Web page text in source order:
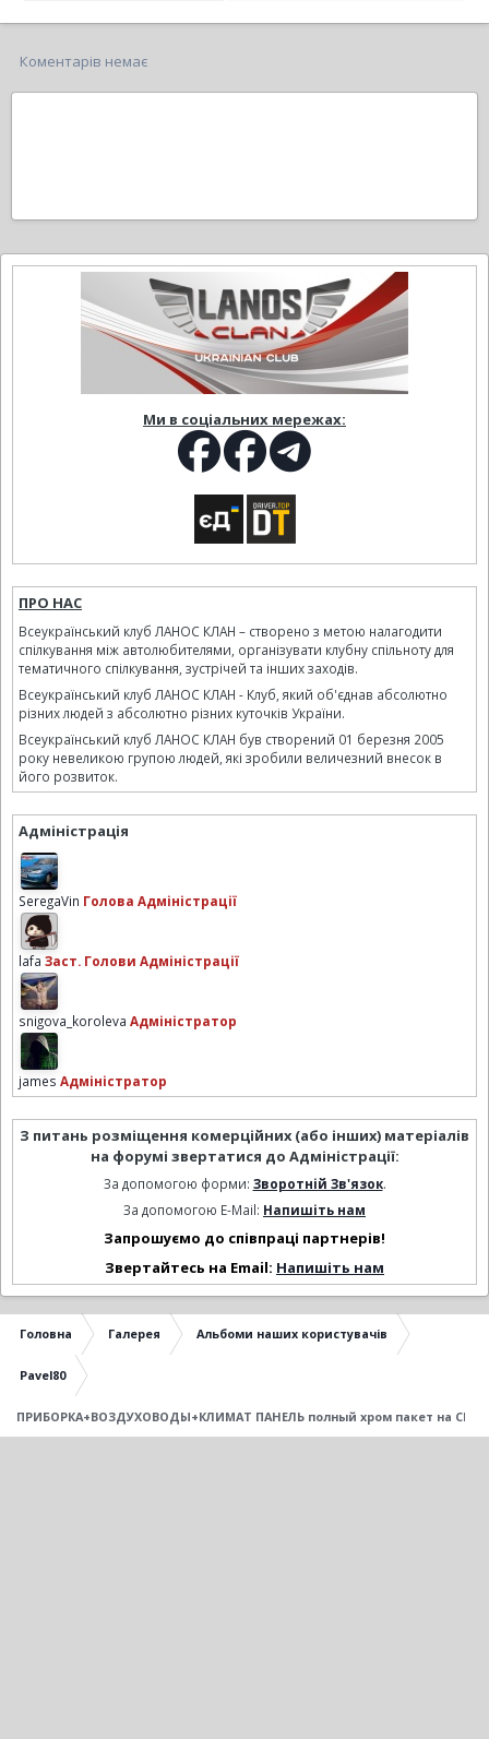
Коментарів немає
Ми в соціальних мережах:
ПРО НАС
Всеукраїнський клуб ЛАНОС КЛАН – створено з метою налагодити
спілкування між автолюбителями, організувати клубну спільноту для
тематичного спілкування, зустрічей та інших заходів.
Всеукраїнський клуб ЛАНОС КЛАН - Клуб, який об'єднав абсолютно
різних людей з абсолютно різних куточків України.
Всеукраїнський клуб ЛАНОС КЛАН був створений 01 березня 2005
року невеликою групою людей, які зробили величезний внесок в
його розвиток.
Адміністрація
SeregaVin Голова Адміністрації
lafa Заст. Голови Адміністрації
snigova_koroleva Адміністратор
james Адміністратор
З питань розміщення комерційних (або інших) матеріалів
на форумі звертатися до Адміністрації:
За допомогою форми: Зворотній Зв'язок.
За допомогою E-Mail: Напишіть нам
Запрошуємо до співпраці партнерів!
Звертайтесь на Email: Напишіть нам
Головна Галерея Альбоми наших користувачів
Pavel80
ПРИБОРКА+ВОЗДУХОВОДЫ+КЛИМАТ ПАНЕЛЬ полный хром пакет на СЕАТ